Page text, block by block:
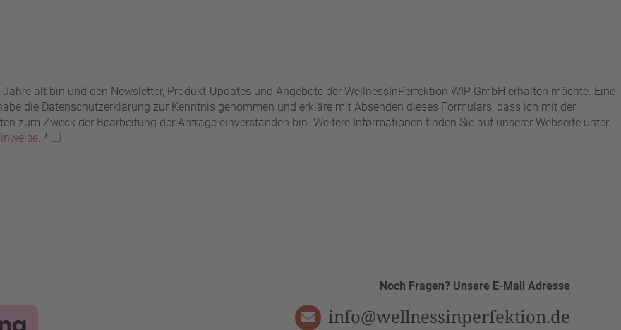
alt bin und den Newsletter, Produkt-Updates und Angebote der WellnessInPerfektion WIP GmbH erhalten möchte. Eine
die Datenschutzerklärung zur Kenntnis genommen und erkläre mit Absenden dieses Formulars, dass ich mit der
zum Zweck der Bearbeitung der Anfrage einverstanden bin. Weitere Informationen finden Sie auf unserer Webseite unter:
. *
Noch Fragen? Unsere E-Mail Adresse
info@wellnessinperfektion.de